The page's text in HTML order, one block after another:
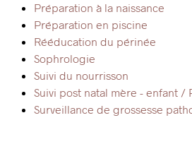
Préparation à la naissance
Préparation en piscine
Rééducation du périnée
Sophrologie
Suivi du nourrisson
Suivi post natal mère - enfant /
Surveillance de grossesse